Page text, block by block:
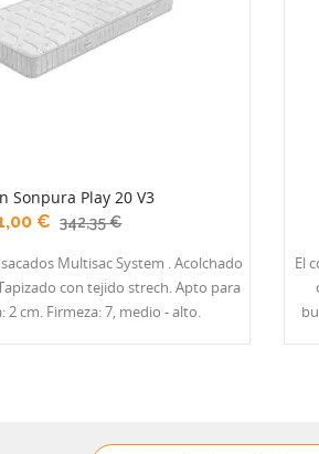
Sonpura Play 20 V3
€ 342,35 €
. Acolchado
juveniles. Altura: 2 cm. Firmeza: 7, medio - alto.
El